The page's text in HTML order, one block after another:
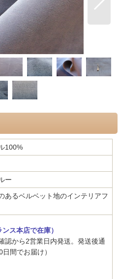
100%
ー
あるベルベット地のインテリアフ
ス本店で在庫）
認から2営業日内発送。発送後通
間でお届け）